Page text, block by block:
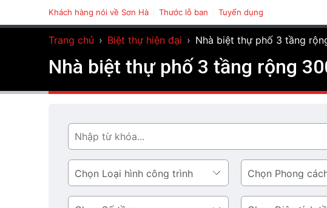
Khách hàng nói về Sơn Hà Thước lỗ ban Tuyển dụng
Trang chủ › Biệt thự hiện đại › Nhà biệt thự phố 3 tầng
Nhà biệt thự phố 3 tầng rộng
Tìm
Loại
hình
công
Phong
cách
thiết
Số
Diện